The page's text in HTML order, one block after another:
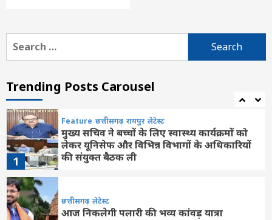
Search
for:
Trending Posts Carousel
7
Feature छत्तीसगढ़ रायपुर लेटेस्ट
मुख्यमंत्री विजय शर्मा ने घर पहुंचकर दी बधाई
1
Feature छत्तीसगढ़ रायपुर लेटेस्ट
मुख्य सचिव ने बच्चों के लिए स्वास्थ्य कार्यक्रमों को
लेकर यूनिसेफ और विभिन्न विभागों के अधिकारियों
की संयुक्त बैठक ली
छत्तीसगढ़ लेटेस्ट
आज निकलेगी पलारी की भव्य कांवड़ यात्रा